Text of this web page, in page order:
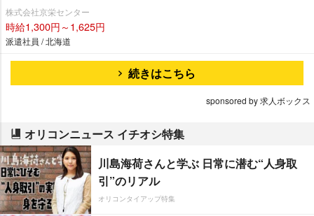
株式会社京栄センター
時給1,300円～1,625円
派遣社員 / 北海道
続きはこちら
sponsored by 求人ボックス
オリコンニュース イチオシ特集
川島海荷さんと学ぶ 日常に潜む“人身取
引”のリアル
オリコンタイアップ特集